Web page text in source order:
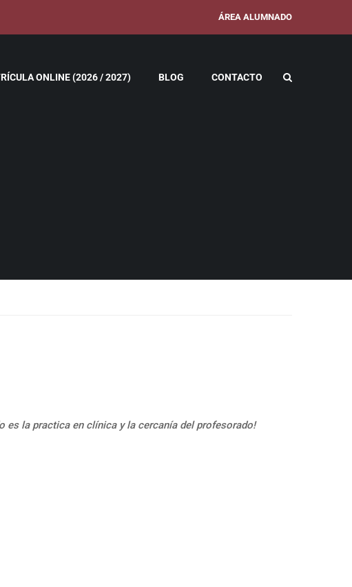
ÁREA ALUMNADO
ONLINE (2026 / 2027) BLOG CONTACTO
es la practica en clínica y la cercanía del profesorado!